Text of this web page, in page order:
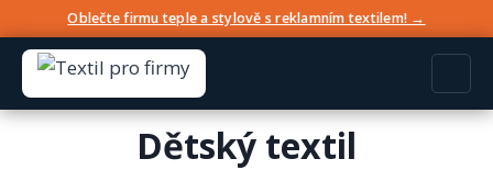
Oblečte firmu teple a stylově s reklamním textilem! →
Dětský textil